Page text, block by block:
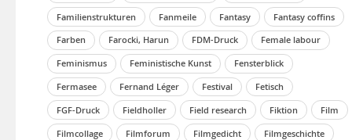
Familienstrukturen
Fanmeile Fantasy
Fantasy coffins
Farben
Farocki, Harun FDM-Druck
Female labour
Feminismus
Feministische Kunst
Fensterblick
Fermasee
Fernand Léger Festival
Fetisch
FGF-Druck
Fieldholler Field research Fiktion
Film
Filmcollage
Filmforum Filmgedicht
Filmgeschichte